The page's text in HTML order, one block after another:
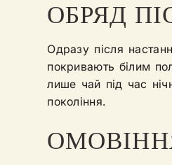
ОБРЯД
Одразу після
покривають білим
лише чай під час
покоління.